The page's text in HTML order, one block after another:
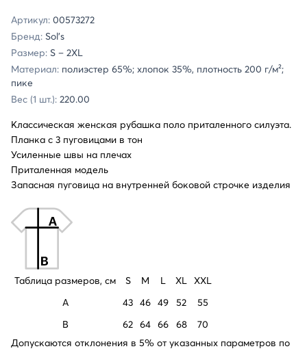
Артикул: 00573272
Бренд: Sol's
Размер: S – 2XL
Материал: полиэстер 65%; хлопок 35%, плотность 200 г/м²;
пике
Вес (1 шт.): 220.00
Классическая женская рубашка поло приталенного силуэта.
Планка с 3 пуговицами в тон
Усиленные швы на плечах
Приталенная модель
Запасная пуговица на внутренней боковой строчке изделия
Таблица размеров, см S M L XL XXL
A
43 46 49 52
55
B
62 64 66 68
70
Допускаются отклонения в 5% от указанных параметров по